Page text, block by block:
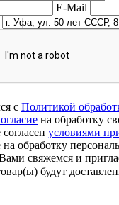
E-Mail
с Политикой
на обработку
условиями
обработку
свяжемся и
будут